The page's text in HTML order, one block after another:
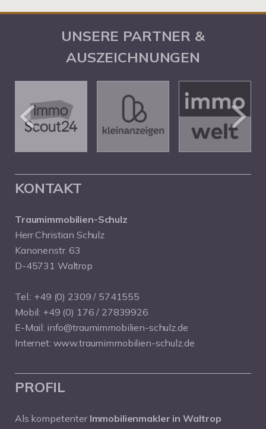
UNSERE PARTNER &
AUSZEICHNUNGEN
KONTAKT
Traumimmobilien-Schulz
Herr Christian Schulz
Kanonenstr. 63
D-45731 Waltrop
Tel.: +49 (0) 2309 / 5741555
Mobil: +49 (0) 176 / 27839926
E-Mail: info@traumimmobilien-schulz.de
Internet: www.traumimmobilien-schulz.de
PROFIL
Als kompetenter Immobilienmakler in Waltrop